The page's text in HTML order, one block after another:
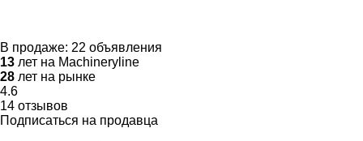
В продаже: 22 объявления
13 лет на Machineryline
28 лет на рынке
4.6
14 отзывов
Подписаться на продавца